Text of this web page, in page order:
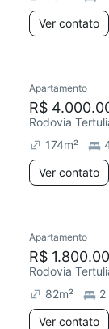
Ver contato
Apartamento
R$
Rodovia
174m²
Ver contato
Apartamento
R$
Rodovia
82m² 2
Ver contato